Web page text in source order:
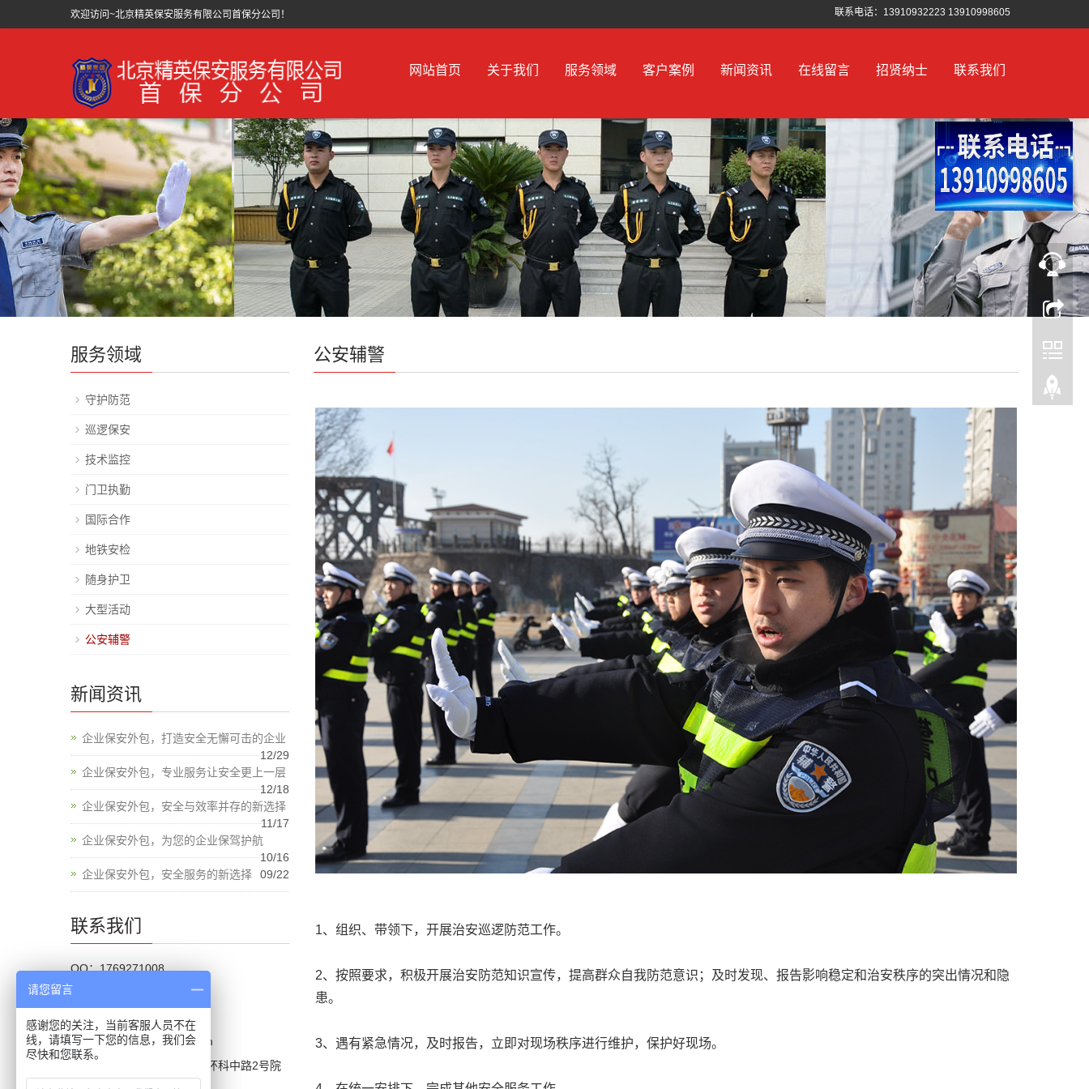
欢迎访问~北京精英保安服务有限公司首保分公司！ 联系电话：13910932223 13910998605
网站首页 关于我们 服务领域 客户案例 新闻资讯 在线留言 招贤纳士 联系我们
公安辅警
1、组织、带领下，开展治安巡逻防范工作。
2、按照要求，积极开展治安防范知识宣传，提高群众自我防范意识；及时发现、报告影响稳定和治安秩序的突出情况和隐
患。
3、遇有紧急情况，及时报告，立即对现场秩序进行维护，保护好现场。
服务领域
守护防范
巡逻保安
技术监控
门卫执勤
国际合作
地铁安检
随身护卫
大型活动
公安辅警
新闻资讯
企业保安外包，打造安全无懈可击的企业
12/29
企业保安外包，专业服务让安全更上一层
12/18
企业保安外包，安全与效率并存的新选择
11/17
企业保安外包，为您的企业保驾护航
10/16
企业保安外包，安全服务的新选择
09/22
联系我们
QQ：1769271008
手机：13910932223
电话：56865190-6012
邮箱：jyshoubao@163.com
地址：北京市通州区马驹桥环科中路2号院
12号楼
请您留言
感谢您的关注，当前客服人员不在
线，请填写一下您的信息，我们会
尽快和您联系。